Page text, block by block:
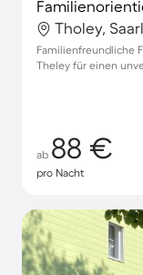
Tholey,
Familienfreundliche
Theley für einen
ab 88 €
pro Nacht